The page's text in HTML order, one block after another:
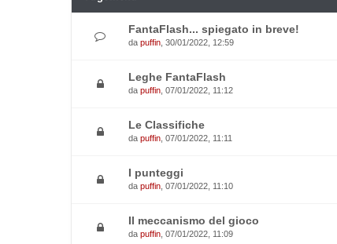
FantaFlash... spiegato in breve!
da puffin , 30/01/2022, 12:59
Leghe FantaFlash
da puffin , 07/01/2022, 11:12
Le Classifiche
da puffin , 07/01/2022, 11:11
I punteggi
da puffin , 07/01/2022, 11:10
Il meccanismo del gioco
da puffin , 07/01/2022, 11:09